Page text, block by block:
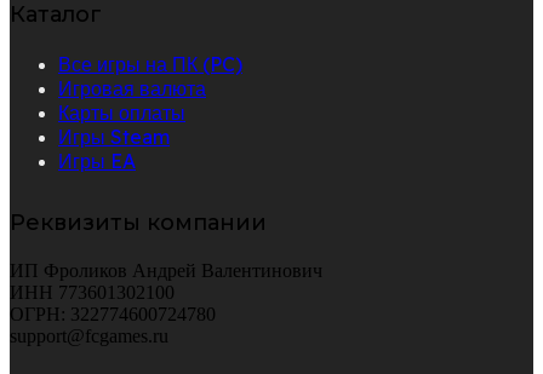
Каталог
Все игры на ПК (PC)
Игровая валюта
Карты оплаты
Игры Steam
Игры EA
Реквизиты компании
ИП Фроликов Андрей Валентинович
ИНН 773601302100
ОГРН: 322774600724780
support@fcgames.ru